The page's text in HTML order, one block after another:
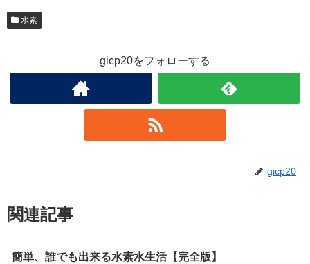
水素
gicp20をフォローする
gicp20
関連記事
簡単、誰でも出来る水素水生活【完全版】